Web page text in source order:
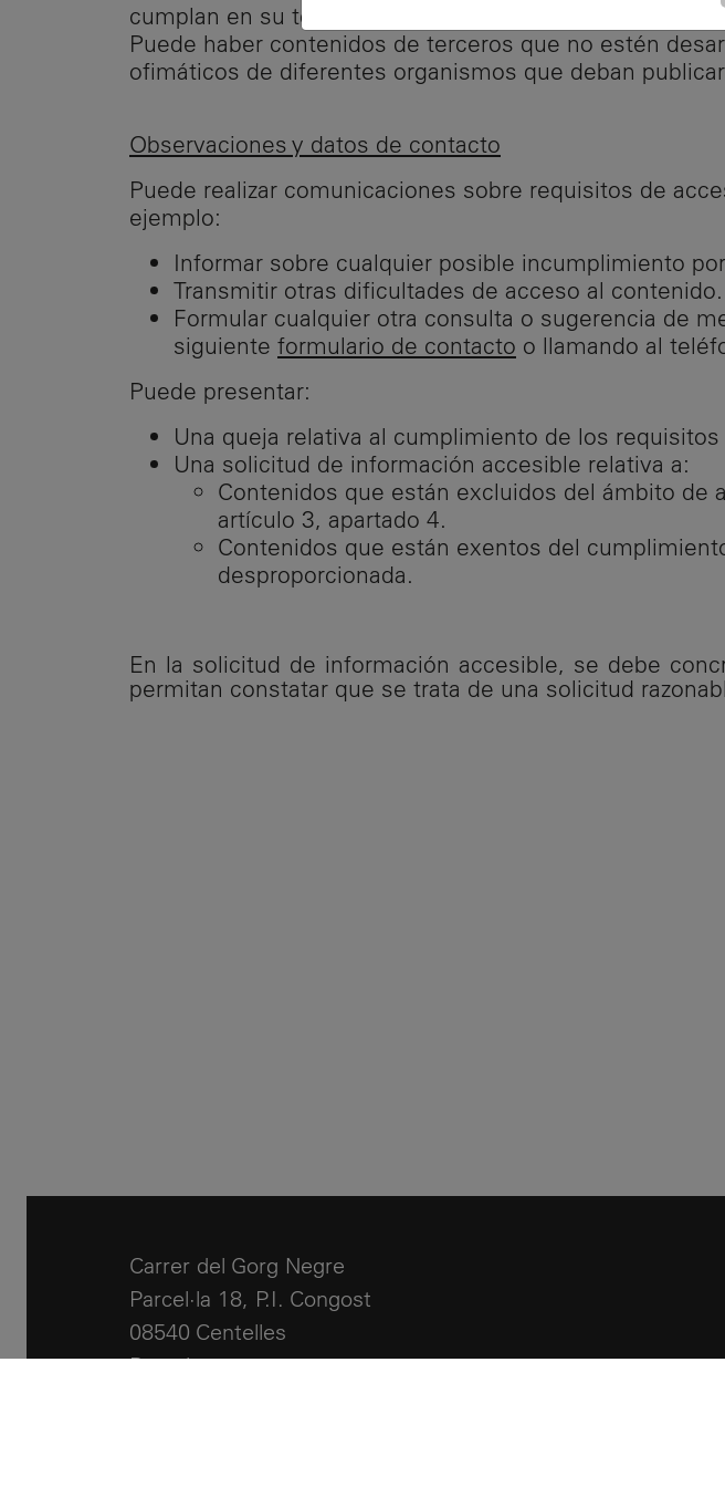
cumplan en su totalidad todos los requisitos de
Puede haber contenidos de terceros que no estén
ofimáticos de diferentes organismos que deban
Observaciones y datos de contacto
Puede realizar comunicaciones sobre requisitos de
ejemplo:
Informar sobre cualquier posible incumplimiento
Transmitir otras dificultades de acceso al contenido.
Formular cualquier otra consulta o sugerencia de
siguiente formulario de contacto o llamando al
Puede presentar:
Una queja relativa al cumplimiento de los
Una solicitud de información accesible relativa a:
Contenidos que están excluidos del ámbito de
artículo 3, apartado 4.
Contenidos que están exentos del
desproporcionada.
En la solicitud de información accesible, se debe
permitan constatar que se trata de una solicitud
Carrer del Gorg Negre
Parcel·la 18, P.I. Congost
08540 Centelles
Barcelona